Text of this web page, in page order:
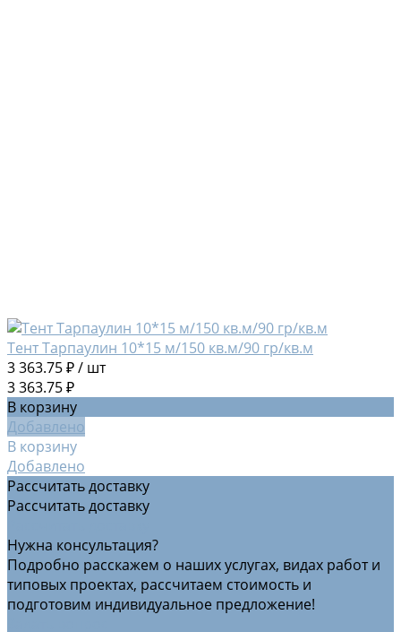
Тент Тарпаулин 10*15 м/150 кв.м/90 гр/кв.м
3 363.75 ₽/ шт
3 363.75 ₽
В корзину
Добавлено
В корзину
Добавлено
Рассчитать доставку
Рассчитать доставку
Нужна консультация?
Подробно расскажем о наших услугах, видах работ и
типовых проектах, рассчитаем стоимость и
подготовим индивидуальное предложение!